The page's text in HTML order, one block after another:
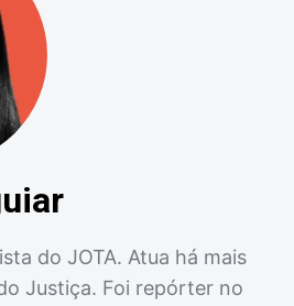
do JOTA. Atua há mais
Justiça. Foi repórter no